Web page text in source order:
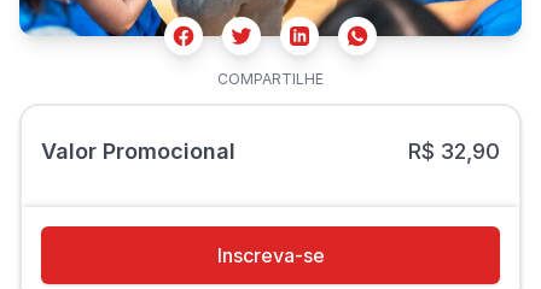
FacebookTwitterLinkedinWhatsapp
COMPARTILHE
Valor Promocional R$ 32,90
Inscreva-se